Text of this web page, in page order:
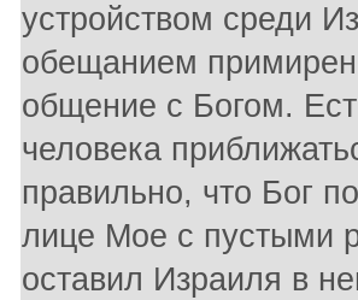
устройством среди
обещанием
общение с Богом.
человека
правильно, что Бог
лице Мое с пустыми
оставил Израиля в